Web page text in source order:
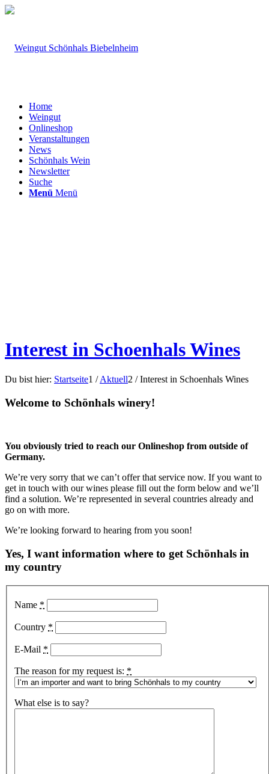
Home
Weingut
Onlineshop
Veranstaltungen
News
Schönhals Wein
Newsletter
Suche
Menü Menü
Interest in Schoenhals Wines
Du bist hier: Startseite1 / Aktuell2 / Interest in Schoenhals Wines
Welcome to Schönhals winery!
You obviously tried to reach our Onlineshop from outside of
Germany.
We’re very sorry that we can’t offer that service now. If you want to
get in touch with our wines please fill out the form below and we’ll
find a solution. We’re represented in several countries already and
go on with more.
We’re looking forward to hearing from you soon!
Yes, I want information where to get Schönhals in
my country
Name *
Country *
E-Mail *
The reason for my request is: *
What else is to say?